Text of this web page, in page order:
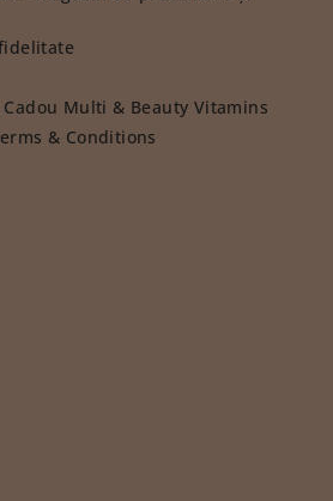
Multi & Beauty Vitamins
& Conditions